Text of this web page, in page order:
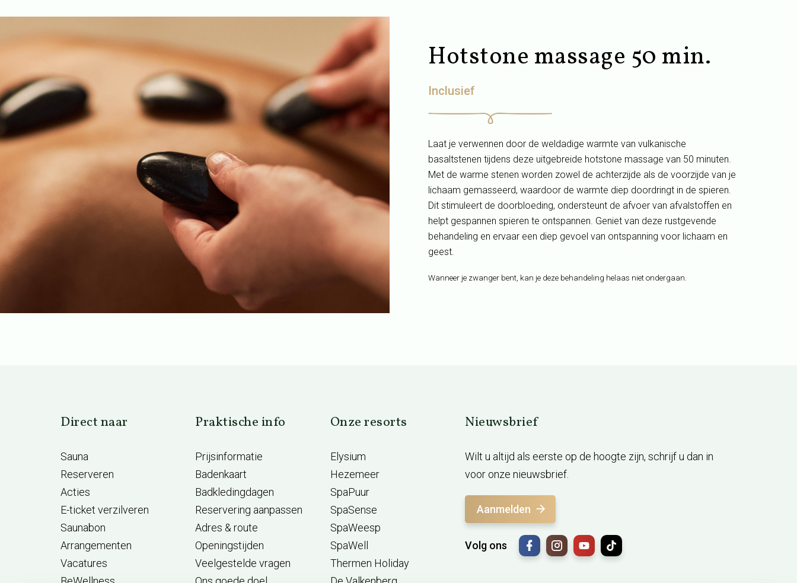
Hotstone massage 50 min.
Inclusief
Laat je verwennen door de weldadige warmte van vulkanische
basaltstenen tijdens deze uitgebreide hotstone massage van 50 minuten.
Met de warme stenen worden zowel de achterzijde als de voorzijde van je
lichaam gemasseerd, waardoor de warmte diep doordringt in de spieren.
Dit stimuleert de doorbloeding, ondersteunt de afvoer van afvalstoffen en
helpt gespannen spieren te ontspannen. Geniet van deze rustgevende
behandeling en ervaar een diep gevoel van ontspanning voor lichaam en
geest.
Wanneer je zwanger bent, kan je deze behandeling helaas niet ondergaan.
Direct naar
Sauna
Reserveren
Acties
E-ticket verzilveren
Saunabon
Arrangementen
Vacatures
Praktische info
Prijsinformatie
Badenkaart
Badkledingdagen
Reservering aanpassen
Adres & route
Openingstijden
Veelgestelde vragen
Onze resorts
Elysium
Hezemeer
SpaPuur
SpaSense
SpaWeesp
SpaWell
Thermen Holiday
Nieuwsbrief
Wilt u altijd als eerste op de hoogte zijn, schrijf u dan in
voor onze nieuwsbrief.
Aanmelden
Volg ons